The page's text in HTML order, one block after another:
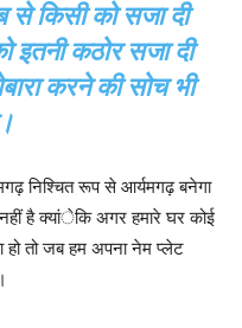
से किसी को सजा दी
इतनी कठोर सजा दी
करने की सोच भी
निश्चित रूप से आर्यमगढ़ बनेगा
है क्यांेकि अगर हमारे घर कोई
हो तो जब हम अपना नेम प्लेट